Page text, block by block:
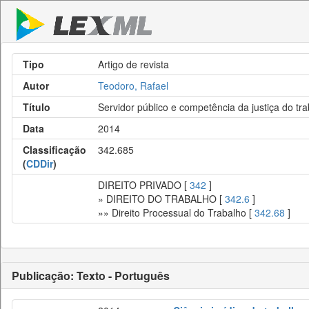
Tipo
Artigo de revista
Autor
Teodoro, Rafael
Título
Servidor público e competência da justiça do
Data
2014
Classificação
(CDDir)
342.685
DIREITO PRIVADO [ 342 ]
» DIREITO DO TRABALHO [ 342.6 ]
»» Direito Processual do Trabalho [ 342.68 ]
Publicação: Texto - Português